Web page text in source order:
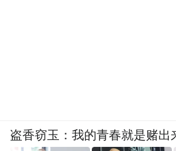
盗香窃玉：我的青春就是赌出